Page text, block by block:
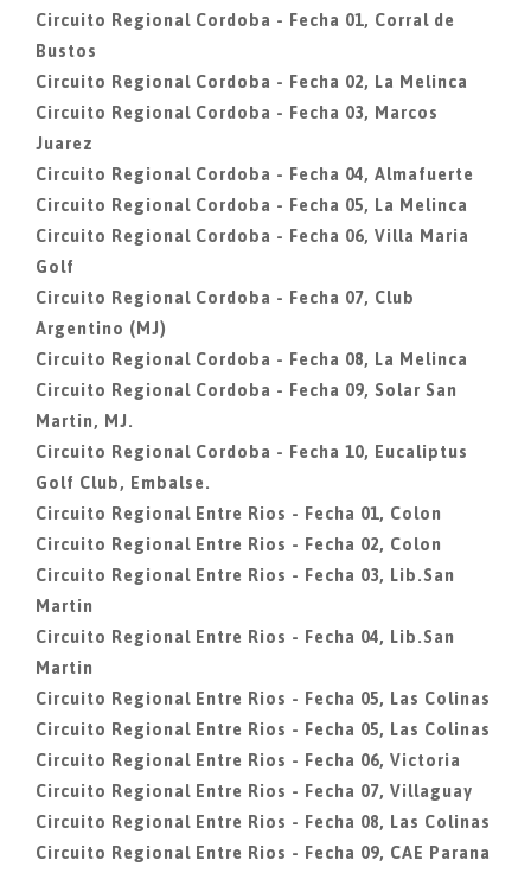
Circuito Regional Cordoba - Fecha 01, Corral de
Bustos
Circuito Regional Cordoba - Fecha 02, La Melinca
Circuito Regional Cordoba - Fecha 03, Marcos
Juarez
Circuito Regional Cordoba - Fecha 04, Almafuerte
Circuito Regional Cordoba - Fecha 05, La Melinca
Circuito Regional Cordoba - Fecha 06, Villa Maria
Golf
Circuito Regional Cordoba - Fecha 07, Club
Argentino (MJ)
Circuito Regional Cordoba - Fecha 08, La Melinca
Circuito Regional Cordoba - Fecha 09, Solar San
Martin, MJ.
Circuito Regional Cordoba - Fecha 10, Eucaliptus
Golf Club, Embalse.
Circuito Regional Entre Rios - Fecha 01, Colon
Circuito Regional Entre Rios - Fecha 02, Colon
Circuito Regional Entre Rios - Fecha 03, Lib.San
Martin
Circuito Regional Entre Rios - Fecha 04, Lib.San
Martin
Circuito Regional Entre Rios - Fecha 05, Las Colinas
Circuito Regional Entre Rios - Fecha 05, Las Colinas
Circuito Regional Entre Rios - Fecha 06, Victoria
Circuito Regional Entre Rios - Fecha 07, Villaguay
Circuito Regional Entre Rios - Fecha 08, Las Colinas
Circuito Regional Entre Rios - Fecha 09, CAE Parana